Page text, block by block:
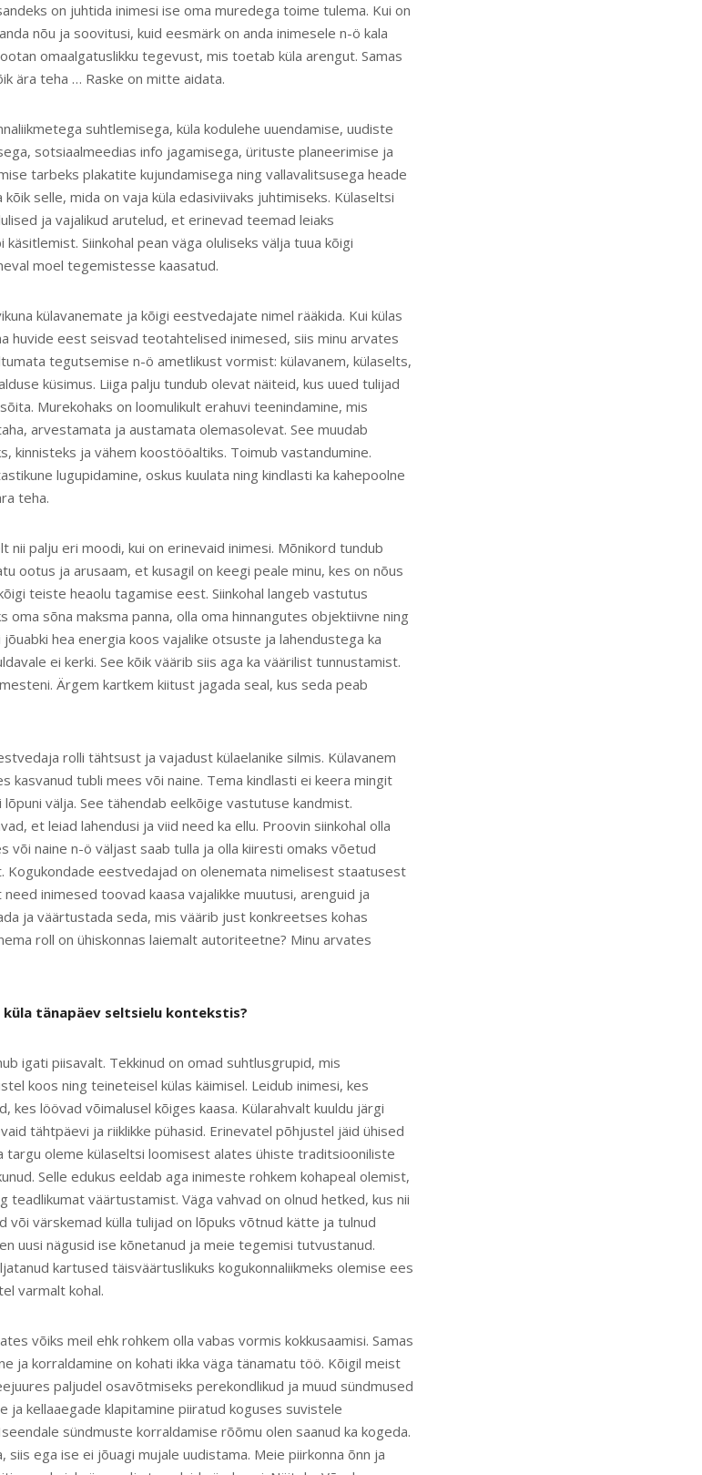
on juhtida inimesi ise oma muredega toime tulema. Kui on
nõu ja soovitusi, kuid eesmärk on anda inimesele n-ö kala
omaalgatuslikku tegevust, mis toetab küla arengut. Samas
ära teha … Raske on mitte aidata.
suhtlemisega, küla kodulehe uuendamise, uudiste
sotsiaalmeedias info jagamisega, ürituste planeerimise ja
tarbeks plakatite kujundamisega ning vallavalitsusega heade
selle, mida on vaja küla edasiviivaks juhtimiseks. Külaseltsi
ja vajalikud arutelud, et erinevad teemad leiaks
Siinkohal pean väga oluliseks välja tuua kõigi
moel tegemistesse kaasatud.
külavanemate ja kõigi eestvedajate nimel rääkida. Kui külas
huvide eest seisvad teotahtelised inimesed, siis minu arvates
tegutsemise n-ö ametlikust vormist: külavanem, külaselts,
küsimus. Liiga palju tundub olevat näiteid, kus uued tulijad
Murekohaks on loomulikult erahuvi teenindamine, mis
arvestamata ja austamata olemasolevat. See muudab
kinnisteks ja vähem koostööaltiks. Toimub vastandumine.
lugupidamine, oskus kuulata ning kindlasti ka kahepoolne
teha.
nii palju eri moodi, kui on erinevaid inimesi. Mõnikord tundub
ootus ja arusaam, et kusagil on keegi peale minu, kes on nõus
teiste heaolu tagamise eest. Siinkohal langeb vastutus
sõna maksma panna, olla oma hinnangutes objektiivne ning
hea energia koos vajalike otsuste ja lahendustega ka
ei kerki. See kõik väärib siis aga ka väärilist tunnustamist.
Ärgem kartkem kiitust jagada seal, kus seda peab
rolli tähtsust ja vajadust külaelanike silmis. Külavanem
kasvanud tubli mees või naine. Tema kindlasti ei keera mingit
välja. See tähendab eelkõige vastutuse kandmist.
et leiad lahendusi ja viid need ka ellu. Proovin siinkohal olla
või naine n-ö väljast saab tulla ja olla kiiresti omaks võetud
Kogukondade eestvedajad on olenemata nimelisest staatusest
need inimesed toovad kaasa vajalikke muutusi, arenguid ja
ja väärtustada seda, mis väärib just konkreetses kohas
roll on ühiskonnas laiemalt autoriteetne? Minu arvates
küla tänapäev seltsielu kontekstis?
igati piisavalt. Tekkinud on omad suhtlusgrupid, mis
koos ning teineteisel külas käimisel. Leidub inimesi, kes
kes löövad võimalusel kõiges kaasa. Külarahvalt kuuldu järgi
tähtpäevi ja riiklikke pühasid. Erinevatel põhjustel jäid ühised
targu oleme külaseltsi loomisest alates ühiste traditsiooniliste
Selle edukus eeldab aga inimeste rohkem kohapeal olemist,
väärtustamist. Väga vahvad on olnud hetked, kus nii
või värskemad külla tulijad on lõpuks võtnud kätte ja tulnud
uusi nägusid ise kõnetanud ja meie tegemisi tutvustanud.
kartused täisväärtuslikuks kogukonnaliikmeks olemise ees
varmalt kohal.
võiks meil ehk rohkem olla vabas vormis kokkusaamisi. Samas
ja korraldamine on kohati ikka väga tänamatu töö. Kõigil meist
paljudel osavõtmiseks perekondlikud ja muud sündmused
ja kellaaegade klapitamine piiratud koguses suvistele
sündmuste korraldamise rõõmu olen saanud ka kogeda.
ega ise ei jõuagi mujale uudistama. Meie piirkonna õnn ja